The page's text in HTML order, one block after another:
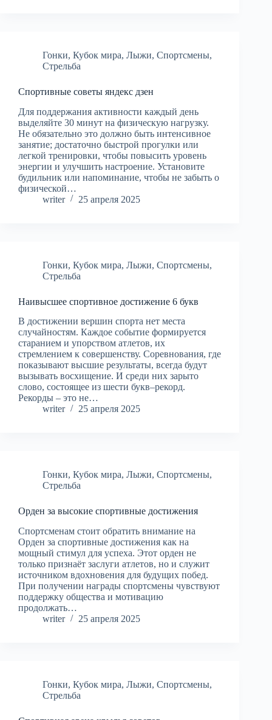
Гонки, Кубок мира, Лыжи, Спортсмены,
Стрельба
Спортивные советы яндекс дзен
Для поддержания активности каждый день
выделяйте 30 минут на физическую нагрузку.
Не обязательно это должно быть интенсивное
занятие; достаточно быстрой прогулки или
легкой тренировки, чтобы повысить уровень
энергии и улучшить настроение. Установите
будильник или напоминание, чтобы не забыть о
физической…
writer
25 апреля 2025
Гонки, Кубок мира, Лыжи, Спортсмены,
Стрельба
Наивысшее спортивное достижение 6 букв
В достижении вершин спорта нет места
случайностям. Каждое событие формируется
старанием и упорством атлетов, их
стремлением к совершенству. Соревнования, где
показывают высшие результаты, всегда будут
вызывать восхищение. И среди них зарыто
слово, состоящее из шести букв–рекорд.
Рекорды – это не…
writer
25 апреля 2025
Гонки, Кубок мира, Лыжи, Спортсмены,
Стрельба
Орден за высокие спортивные достижения
Спортсменам стоит обратить внимание на
Орден за спортивные достижения как на
мощный стимул для успеха. Этот орден не
только признаёт заслуги атлетов, но и служит
источником вдохновения для будущих побед.
При получении награды спортсмены чувствуют
поддержку общества и мотивацию
продолжать…
writer
25 апреля 2025
Гонки, Кубок мира, Лыжи, Спортсмены,
Стрельба